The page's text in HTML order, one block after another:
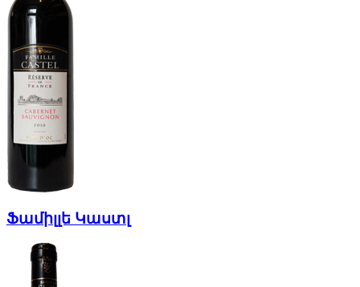
Ֆամիլլե Կաստլ